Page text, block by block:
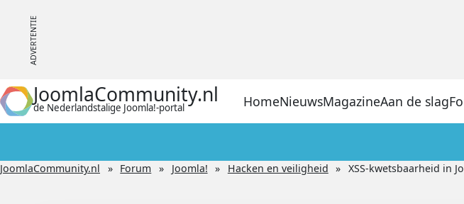
JoomlaCommunity.nl
de Nederlandstalige Joomla!-portal HomeNieuwsMagazineAan de slag
JoomlaCommunity.nl Forum Joomla! Hacken en veiligheid XSS-kwetsbaarheid in